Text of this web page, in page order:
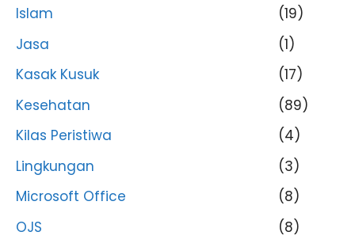
Islam
(19)
Jasa
(1)
Kasak Kusuk
(17)
Kesehatan
(89)
Kilas Peristiwa
(4)
Lingkungan
(3)
Microsoft Office
(8)
OJS
(8)